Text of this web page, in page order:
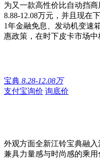
为又一款高性价比自动挡
8.88-12.08万元，并且现在
1年金融免息、发动机变速
惠政策，在时下皮卡市场中
宝典 8.28-12.08万
支付宝询价 询底价
外观方面全新江铃宝典融
兼具力量感与时尚感的乘